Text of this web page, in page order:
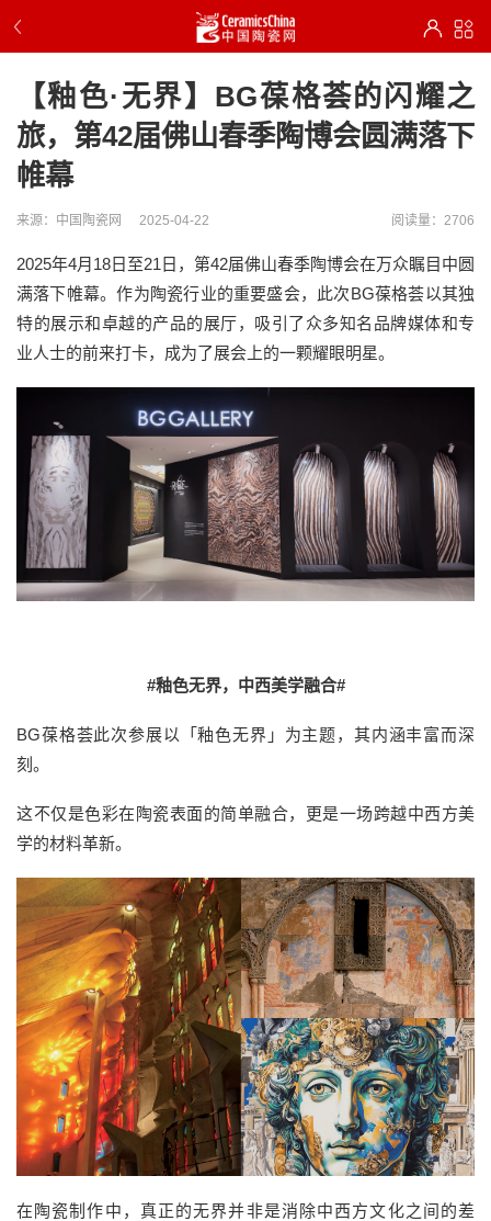
【釉色·无界】BG葆格荟的闪耀之
旅，第42届佛山春季陶博会圆满落下
帷幕
来源：中国陶瓷网 2025-04-22 阅读量：2706
2025年4月18日至21日，第42届佛山春季陶博会在万众瞩目中圆
满落下帷幕。作为陶瓷行业的重要盛会，此次BG葆格荟以其独
特的展示和卓越的产品的展厅，吸引了众多知名品牌媒体和专
业人士的前来打卡，成为了展会上的一颗耀眼明星。
#釉色无界，中西美学融合#
BG葆格荟此次参展以「釉色无界」为主题，其内涵丰富而深
刻。
这不仅是色彩在陶瓷表面的简单融合，更是一场跨越中西方美
学的材料革新。
在陶瓷制作中，真正的无界并非是消除中西方文化之间的差